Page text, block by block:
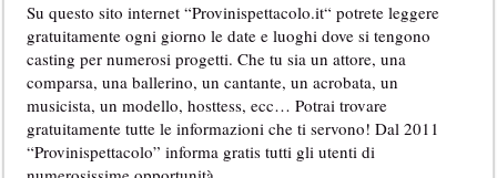
Su questo sito internet “Provinispettacolo.it“ potrete leggere
gratuitamente ogni giorno le date e luoghi dove si tengono
casting per numerosi progetti. Che tu sia un attore, una
comparsa, una ballerino, un cantante, un acrobata, un
musicista, un modello, hosttess, ecc… Potrai trovare
gratuitamente tutte le informazioni che ti servono! Dal 2011
“Provinispettacolo” informa gratis tutti gli utenti di